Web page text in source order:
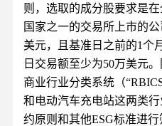
则，选取的成分股要求是
国家之一的交易所上市的
美元，且基准日之前的1个
日交易额至少为50万美元。
商业行业分类系统（
和电动汽车充电站这两类
约原则和其他ESG标准进行